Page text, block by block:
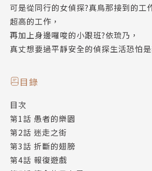
可是從同行的女偵探?真鳥那接到的工
超高的工作，
再加上身邊囉唆的小跟班?依琉乃，
真丈想要過平靜安全的偵探生活恐怕
目錄
目次
第1話 愚者的樂園
第2話 迷走之街
第3話 折斷的翅膀
第4話 報復遊戲